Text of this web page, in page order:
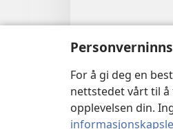
For å gi deg en
nettstedet vårt til å
opplevelsen din.